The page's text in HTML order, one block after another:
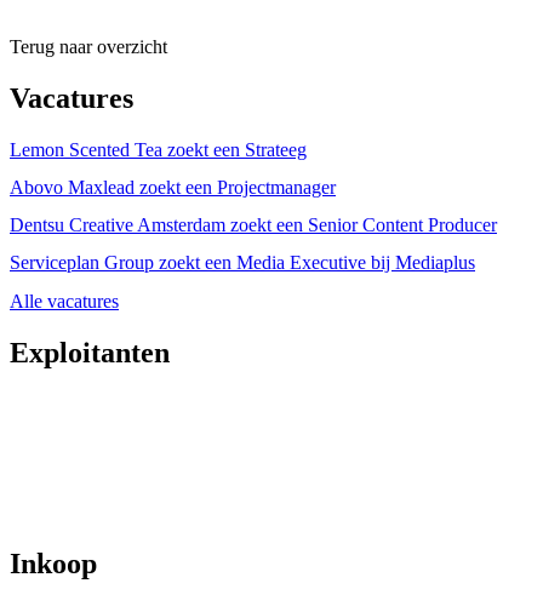
Terug naar overzicht
Vacatures
Lemon Scented Tea zoekt een Strateeg
Abovo Maxlead zoekt een Projectmanager
Dentsu Creative Amsterdam zoekt een Senior Content Producer
Serviceplan Group zoekt een Media Executive bij Mediaplus
Alle vacatures
Exploitanten
Inkoop